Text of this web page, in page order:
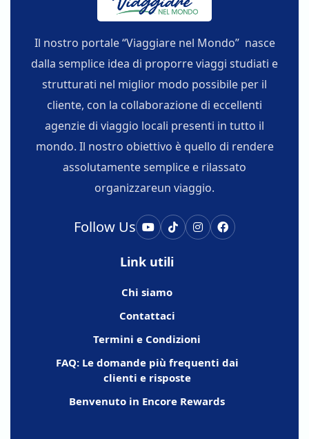
Il nostro portale “Viaggiare nel Mondo” nasce
dalla semplice idea di proporre viaggi studiati e
strutturati nel miglior modo possibile per il
cliente, con la collaborazione di eccellenti
agenzie di viaggio locali presenti in tutto il
mondo. Il nostro obiettivo è quello di rendere
assolutamente semplice e rilassato
organizzareun viaggio.
Follow Us
Link utili
Chi siamo
Contattaci
Termini e Condizioni
FAQ: Le domande più frequenti dai
clienti e risposte
Benvenuto in Encore Rewards